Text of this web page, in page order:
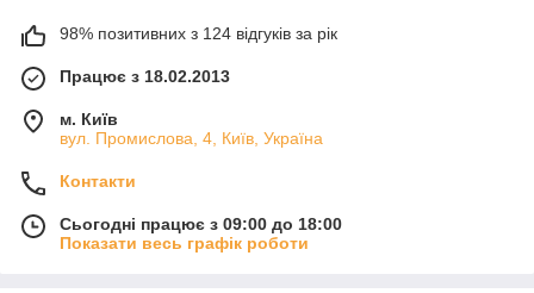
98% позитивних з 124 відгуків за рік
Працює з 18.02.2013
м. Київ
вул. Промислова, 4, Київ, Україна
Контакти
Сьогодні працює з 09:00 до 18:00
Показати весь графік роботи